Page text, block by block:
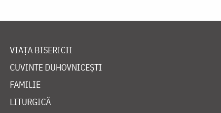
VIAȚA BISERICII
CUVINTE DUHOVNICEȘTI
FAMILIE
LITURGICĂ